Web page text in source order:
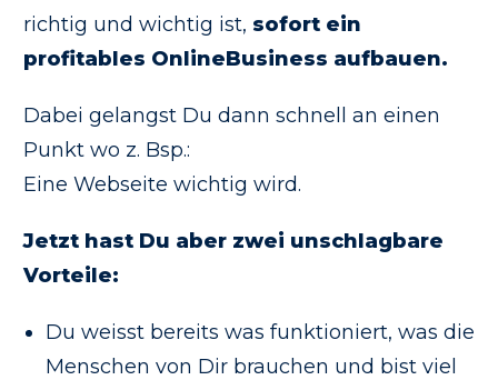
richtig und wichtig ist, sofort ein
profitables OnlineBusiness aufbauen.
Dabei gelangst Du dann schnell an einen
Punkt wo z. Bsp.:
Eine Webseite wichtig wird.
Jetzt hast Du aber zwei unschlagbare
Vorteile:
Du weisst bereits was funktioniert, was die
Menschen von Dir brauchen und bist viel